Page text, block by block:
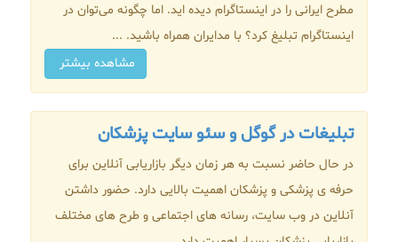
مطرح ایرانی را در اینستاگرام دیده اید. اما چگونه می‌توان در
اینستاگرام تبلیغ کرد؟ با مدایران همراه باشید. ...
مشاهده بیشتر
تبلیغات در گوگل و سئو سایت پزشکان
در حال حاضر نسبت به هر زمان دیگر بازاریابی آنلاین برای
حرفه ی پزشکی و پزشکان اهمیت بالایی دارد. حضور داشتن
آنلاین در وب سایت، رسانه های اجتماعی و طرح های مختلف